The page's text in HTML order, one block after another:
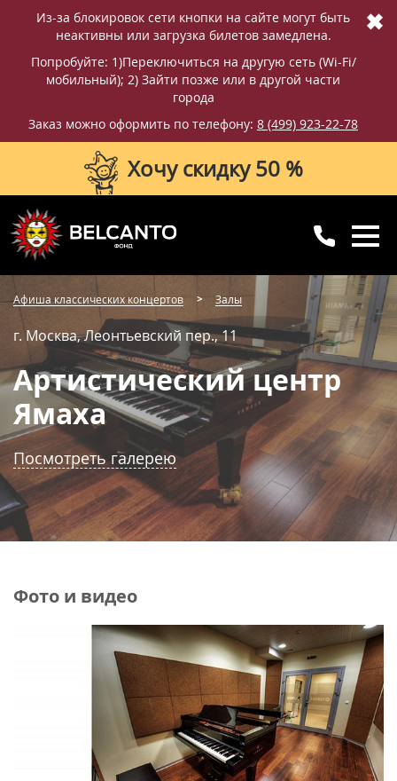
Из-за блокировок сети кнопки на сайте могут быть
неактивны или загрузка билетов замедлена.
Попробуйте: 1)Переключиться на другую сеть (Wi-Fi/
мобильный); 2) Зайти позже или в другой части
города
Заказ можно оформить по телефону: 8 (499) 923-22-78
✖
Хочу скидку 50 %
8 (499) 923-22-78
с 10:00 до 20:00
8 (800) 770-09-71
для регионов
Афиша классических концертов Залы
г. Москва, Леонтьевский пер., 11
Артистический центр
Ямаха
Посмотреть галерею
Фото и видео